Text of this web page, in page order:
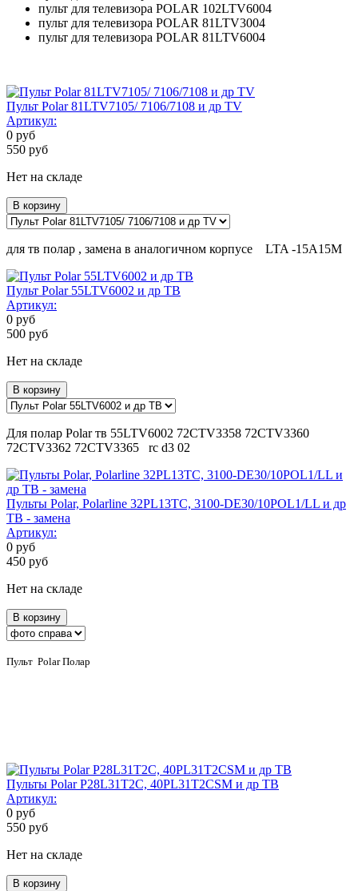
пульт для телевизора POLAR 102LTV6004
пульт для телевизора POLAR 81LTV3004
пульт для телевизора POLAR 81LTV6004
Пульт Polar 81LTV7105/ 7106/7108 и др TV
Артикул:
0 руб
550 руб
Нет на складе
В корзину
для тв полар , замена в аналогичном корпусе LTA -15A15M
Пульт Polar 55LTV6002 и др ТВ
Артикул:
0 руб
500 руб
Нет на складе
В корзину
Для полар Polar тв 55LTV6002 72CTV3358 72CTV3360
72CTV3362 72CTV3365 rc d3 02
Пульты Polar, Polarline 32PL13TC, 3100-DE30/10POL1/LL и др
ТВ - замена
Артикул:
0 руб
450 руб
Нет на складе
В корзину
Пульт Polar Полар
Пульты Polar P28L31T2C, 40PL31T2CSM и др ТВ
Артикул:
0 руб
550 руб
Нет на складе
В корзину